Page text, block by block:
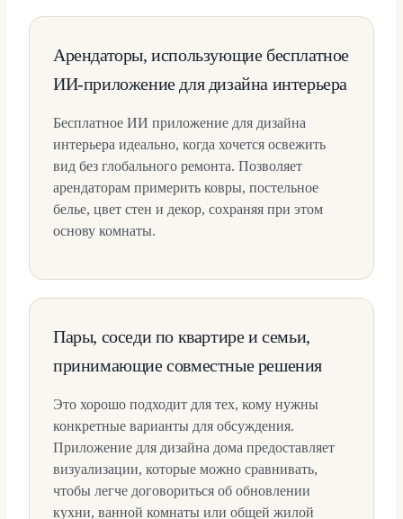
Арендаторы, использующие бесплатное
ИИ-приложение для дизайна интерьера
Бесплатное ИИ приложение для дизайна
интерьера идеально, когда хочется освежить
вид без глобального ремонта. Позволяет
арендаторам примерить ковры, постельное
белье, цвет стен и декор, сохраняя при этом
основу комнаты.
Пары, соседи по квартире и семьи,
принимающие совместные решения
Это хорошо подходит для тех, кому нужны
конкретные варианты для обсуждения.
Приложение для дизайна дома предоставляет
визуализации, которые можно сравнивать,
чтобы легче договориться об обновлении
кухни, ванной комнаты или общей жилой